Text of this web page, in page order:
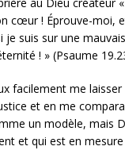
au Dieu créateur
cœur ! Éprouve-moi,
je suis sur une
! » (Psaume
facilement me laisser
et en me
un modèle, mais
et qui est en